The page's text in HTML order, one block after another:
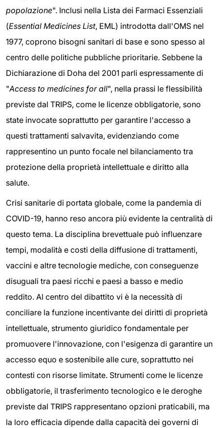
popolazione". Inclusi nella Lista dei Farmaci Essenziali
(Essential Medicines List, EML) introdotta dall'OMS nel
1977, coprono bisogni sanitari di base e sono spesso al
centro delle politiche pubbliche prioritarie. Sebbene la
Dichiarazione di Doha del 2001 parli espressamente di
"Access to medicines for all", nella prassi le flessibilità
previste dal TRIPS, come le licenze obbligatorie, sono
state invocate soprattutto per garantire l'accesso a
questi trattamenti salvavita, evidenziando come
rappresentino un punto focale nel bilanciamento tra
protezione della proprietà intellettuale e diritto alla
salute.
Crisi sanitarie di portata globale, come la pandemia di
COVID-19, hanno reso ancora più evidente la centralità di
questo tema. La disciplina brevettuale può influenzare
tempi, modalità e costi della diffusione di trattamenti,
vaccini e altre tecnologie mediche, con conseguenze
disuguali tra paesi ricchi e paesi a basso e medio
reddito. Al centro del dibattito vi è la necessità di
conciliare la funzione incentivante dei diritti di proprietà
intellettuale, strumento giuridico fondamentale per
promuovere l'innovazione, con l'esigenza di garantire un
accesso equo e sostenibile alle cure, soprattutto nei
contesti con risorse limitate. Strumenti come le licenze
obbligatorie, il trasferimento tecnologico e le deroghe
previste dal TRIPS rappresentano opzioni praticabili, ma
la loro efficacia dipende dalla capacità dei governi di